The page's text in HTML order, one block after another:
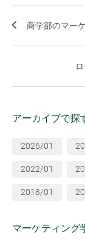
商学部のマー
アーカイブで探
2026/01
2022/01
2018/01
マーケティング